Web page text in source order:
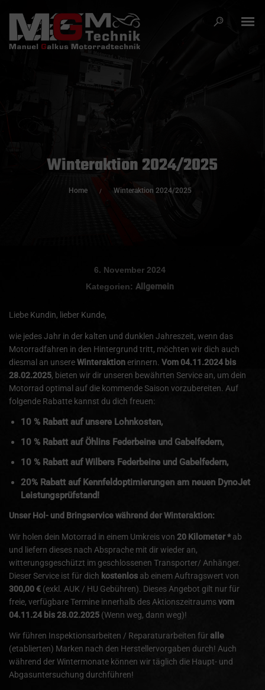
Winteraktion 2024/2025
Home / Winteraktion 2024/2025
6. November 2024
Kategorien: Allgemein
Liebe Kundin, lieber Kunde,
wie jedes Jahr in der kalten und dunklen Jahreszeit, wenn das
Motorradfahren in den Hintergrund tritt, möchten wir dich auch
diesmal an unsereWinteraktionerinnern. Vom 04.11.2024 bis
28.02.2025, bieten wir dir unseren bewährten Service an, um dein
Motorrad optimal auf die kommende Saison vorzubereiten. Auf
folgende Rabatte kannst du dich freuen:
10 % Rabatt auf unsere Lohnkosten,
10 % Rabatt auf Öhlins Federbeine und Gabelfedern,
10 % Rabatt auf Wilbers Federbeine und Gabelfedern,
20% Rabatt auf Kennfeldoptimierungen am neuen DynoJet
Leistungsprüfstand!
Unser Hol- und Bringservice während der Winteraktion:
Wir holen dein Motorrad in einem Umkreis von 20 Kilometer *ab
und liefern dieses nach Absprache mit dir wieder an,
witterungsgeschützt im geschlossenen Transporter/ Anhänger.
Dieser Service ist für dich kostenlos ab einem Auftragswert von
300,00 € (exkl. AUK / HU Gebühren). Dieses Angebot gilt nur für
freie, verfügbare Termine innerhalb des Aktionszeitraumsvom
04.11.24 bis 28.02.2025 (Wenn weg, dann weg)!
Wir führen Inspektionsarbeiten / Reparaturarbeiten füralle
(etablierten) Marken nach den Herstellervorgaben durch! Auch
während der Wintermonate können wir täglich die Haupt- und
Abgasuntersuchung durchführen!